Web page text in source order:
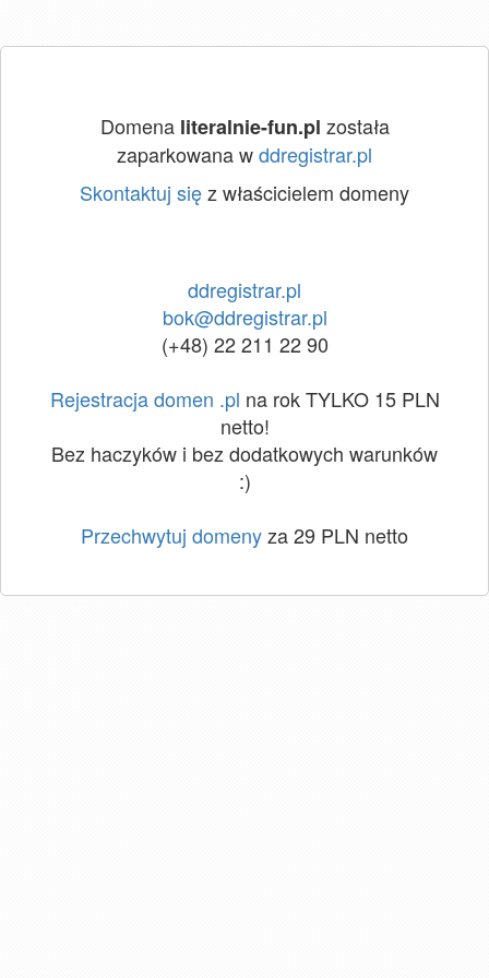
Domena literalnie-fun.pl została
zaparkowana wddregistrar.pl
Skontaktuj sięz właścicielem domeny
ddregistrar.pl
bok@ddregistrar.pl
(+48) 22 211 22 90
Rejestracja domen .pl na rok TYLKO 15 PLN
netto!
Bez haczyków i bez dodatkowych warunków
:)
Przechwytuj domenyza 29 PLN netto